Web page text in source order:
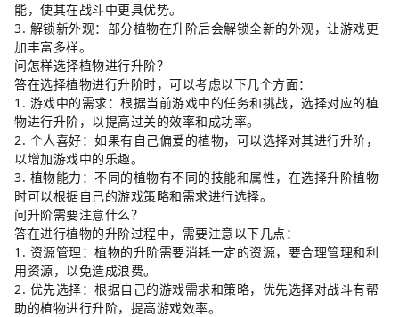
能，使其在战斗中更具优势。
3. 解锁新外观：部分植物在升阶后会解锁全新的外观，让游戏更
加丰富多样。
问怎样选择植物进行升阶？
答在选择植物进行升阶时，可以考虑以下几个方面：
1. 游戏中的需求：根据当前游戏中的任务和挑战，选择对应的植
物进行升阶，以提高过关的效率和成功率。
2. 个人喜好：如果有自己偏爱的植物，可以选择对其进行升阶，
以增加游戏中的乐趣。
3. 植物能力：不同的植物有不同的技能和属性，在选择升阶植物
时可以根据自己的游戏策略和需求进行选择。
问升阶需要注意什么？
答在进行植物的升阶过程中，需要注意以下几点：
1. 资源管理：植物的升阶需要消耗一定的资源，要合理管理和利
用资源，以免造成浪费。
2. 优先选择：根据自己的游戏需求和策略，优先选择对战斗有帮
助的植物进行升阶，提高游戏效率。